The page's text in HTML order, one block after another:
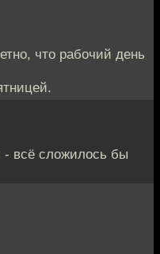
что рабочий день
- всё сложилось бы